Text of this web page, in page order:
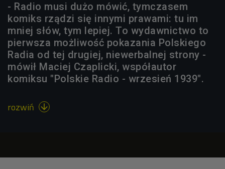
- Radio musi dużo mówić, tymczasem
komiks rządzi się innymi prawami: tu im
mniej słów, tym lepiej. To wydawnictwo to
pierwsza możliwość pokazania Polskiego
Radia od tej drugiej, niewerbalnej strony -
mówił Maciej Czaplicki, współautor
komiksu "Polskie Radio - wrzesień 1939".
rozwiń 